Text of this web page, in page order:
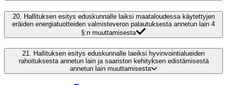
20. Hallituksen esitys eduskunnalle laiksi maataloudessa käytettyjen
eräiden energiatuotteiden valmisteveron palautuksesta annetun lain 4
§:n muuttamisesta
21. Hallituksen esitys eduskunnalle laeiksi hyvinvointialueiden
rahoituksesta annetun lain ja saariston kehityksen edistämisestä
annetun lain muuttamisesta